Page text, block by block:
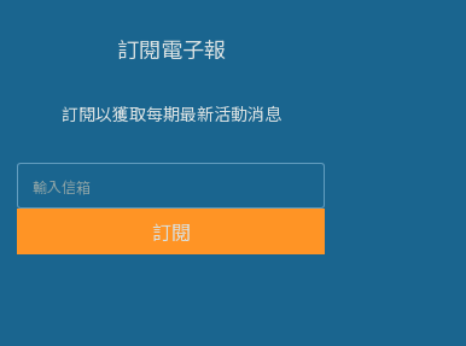
訂閱電子報
訂閱以獲取每期最新活動消息
訂閱